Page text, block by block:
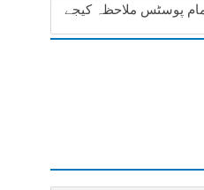
پوسٹس ملاحظہ کیجے